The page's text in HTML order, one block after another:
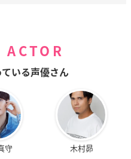
ACTOR
いる声優さん
守 木村昴